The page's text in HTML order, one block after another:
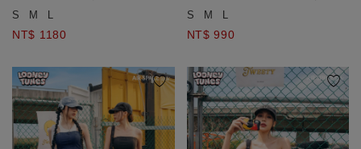
KITTY貼布繡水洗牛仔寬褲
S M L
NT$ 1180
水洗牛仔短裙
S M L
NT$ 990